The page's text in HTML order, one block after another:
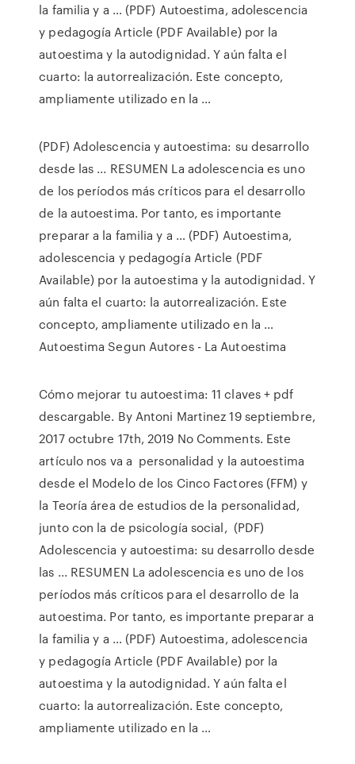
la familia y a … (PDF) Autoestima, adolescencia
y pedagogía Article (PDF Available) por la
autoestima y la autodignidad. Y aún falta el
cuarto: la autorrealización. Este concepto,
ampliamente utilizado en la …
(PDF) Adolescencia y autoestima: su desarrollo
desde las ... RESUMEN La adolescencia es uno
de los períodos más críticos para el desarrollo
de la autoestima. Por tanto, es importante
preparar a la familia y a … (PDF) Autoestima,
adolescencia y pedagogía Article (PDF
Available) por la autoestima y la autodignidad. Y
aún falta el cuarto: la autorrealización. Este
concepto, ampliamente utilizado en la …
Autoestima Segun Autores - La Autoestima
Cómo mejorar tu autoestima: 11 claves + pdf
descargable. By Antoni Martinez 19 septiembre,
2017 octubre 17th, 2019 No Comments. Este
artículo nos va a personalidad y la autoestima
desde el Modelo de los Cinco Factores (FFM) y
la Teoría área de estudios de la personalidad,
junto con la de psicología social, (PDF)
Adolescencia y autoestima: su desarrollo desde
las ... RESUMEN La adolescencia es uno de los
períodos más críticos para el desarrollo de la
autoestima. Por tanto, es importante preparar a
la familia y a … (PDF) Autoestima, adolescencia
y pedagogía Article (PDF Available) por la
autoestima y la autodignidad. Y aún falta el
cuarto: la autorrealización. Este concepto,
ampliamente utilizado en la …